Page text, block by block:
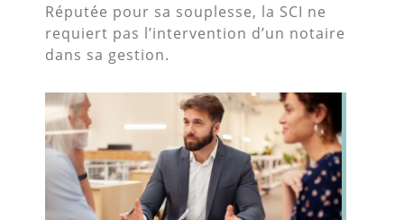
Réputée pour sa souplesse, la SCI ne
requiert pas l’intervention d’un notaire
dans sa gestion.